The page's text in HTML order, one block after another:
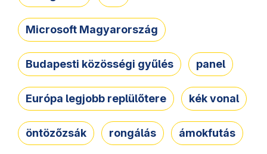
Microsoft Magyarország
Budapesti közösségi gyűlés panel
Európa legjobb replülőtere kék vonal
öntözőzsák rongálás ámokfutás